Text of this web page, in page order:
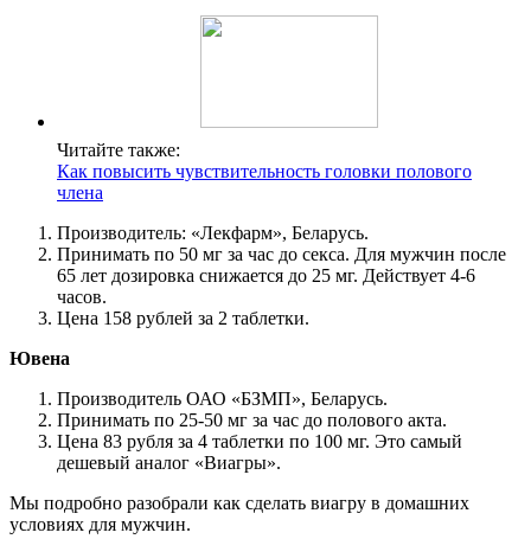
Читайте также:
Как повысить чувствительность головки полового
члена
Производитель: «Лекфарм», Беларусь.
Принимать по 50 мг за час до секса. Для мужчин после
65 лет дозировка снижается до 25 мг. Действует 4-6
часов.
Цена 158 рублей за 2 таблетки.
Ювена
Производитель ОАО «БЗМП», Беларусь.
Принимать по 25-50 мг за час до полового акта.
Цена 83 рубля за 4 таблетки по 100 мг. Это самый
дешевый аналог «Виагры».
Мы подробно разобрали как сделать виагру в домашних
условиях для мужчин.